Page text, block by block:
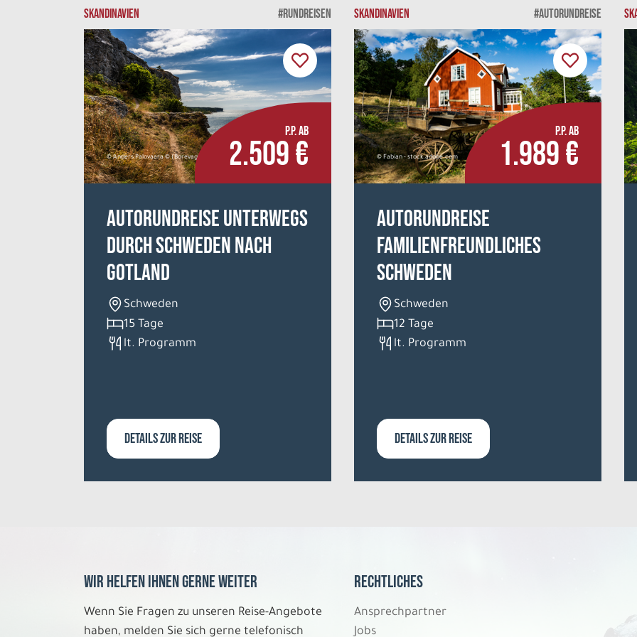
SKANDINAVIEN #RUNDREISEN
© Anders Palovaara © (Borevagen) 2015
P.P. AB
2.509 €
Autorundreise Unterwegs
durch Schweden nach
Gotland
Schweden
15 Tage
lt. Programm
DETAILS ZUR REISE
SKANDINAVIEN #AUTORUNDREISE
© Fabian - stock.adobe.com
P.P. AB
1.989 €
Autorundreise
Familienfreundliches
Schweden
Schweden
12 Tage
lt. Programm
DETAILS ZUR REISE
Wir helfen Ihnen gerne weiter
Wenn Sie Fragen zu unseren Reise-Angebote
haben, melden Sie sich gerne telefonisch
Rechtliches
Ansprechpartner
Jobs